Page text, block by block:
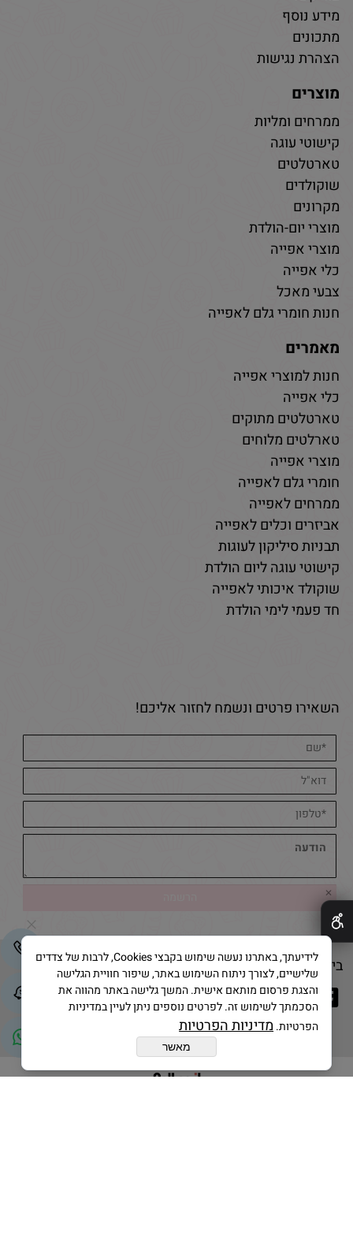
מידע נוסף
מתכונים
הצהרת נגישות
מוצרים
ממרחים ומליות
קישוטי עוגה
טארטלטים
שוקולדים
מקרונים
מוצרי יום-הולדת
מוצרי אפייה
כלי אפייה
צבעי מאכל
חנות חומרי גלם לאפייה
מאמרים
חנות למוצרי אפייה
כלי אפייה
טארטלטים מתוקים
טארלטים מלוחים
מוצרי אפייה
חומרי גלם לאפייה
ממרחים לאפייה
אביזרים וכלים לאפייה
תבניות סיליקון לעוגות
קישוטי עוגה ליום הולדת
שוקולד איכותי לאפייה
חד פעמי לימי הולדת
השאירו פרטים ונשמח לחזור אליכם!
בייק אנד קייק © 2025 All Rights Reserved
✕
לידיעתך, באתרנו נעשה שימוש בקבצי Cookies, לרבות של צדדים
שלישיים, לצורך ניתוח השימוש באתר, שיפור חוויית הגלישה
והצגת פרסום מותאם אישית. המשך גלישה באתר מהווה את
הסכמתך לשימוש זה. לפרטים נוספים ניתן לעיין במדיניות
הפרטיות.מדיניות הפרטיות
מאשר